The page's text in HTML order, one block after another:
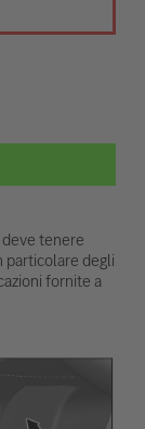
tenere
particolare degli
fornite a